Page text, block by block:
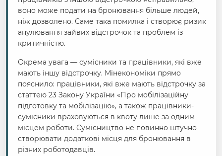
воно може подати на бронювання більше людей,
ніж дозволено. Саме така помилка і створює ризик
анулювання зайвих відстрочок та проблем із
критичністю.
Окрема увага — сумісники та працівники, які вже
мають іншу відстрочку. Мінекономіки прямо
пояснило: працівники, які вже мають відстрочку за
статтею 23 Закону України «Про мобілізаційну
підготовку та мобілізацію», а також працівники-
сумісники враховуються в квоту лише за одним
місцем роботи. Сумісництво не повинно штучно
створювати додаткові місця для бронювання в
різних роботодавців.